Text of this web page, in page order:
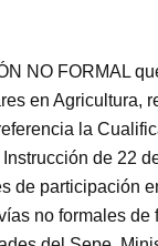
NO FORMAL
en Agricultura,
la
de 22
de participación
no formales